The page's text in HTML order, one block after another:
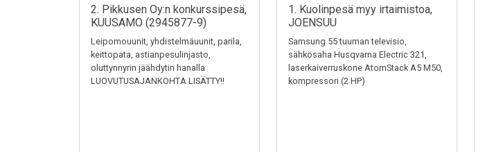
2. Pikkusen Oy:n konkurssipesä,
KUUSAMO (2945877-9)
Leipomouunit, yhdistelmäuunit, parila,
keittopata, astianpesulinjasto,
oluttynnyrin jäähdytin hanalla
LUOVUTUSAJANKOHTA LISÄTTY!!
1. Kuolinpesä myy irtaimistoa,
JOENSUU
Samsung 55 tuuman televisio,
sähkösaha Husqvarna Electric 321,
laserkaiverruskone AtomStack A5 M50,
kompressori (2 HP)